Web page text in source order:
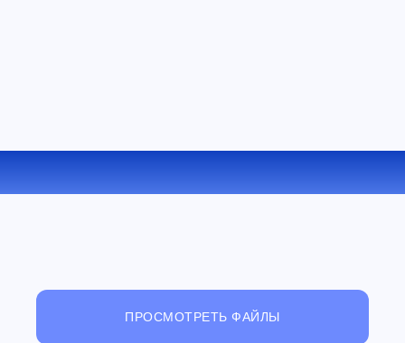
КОНВЕРТИРОВАТЬ 7Z В RAR ОНЛАЙН
ПРОСМОТРЕТЬ ФАЙЛЫ